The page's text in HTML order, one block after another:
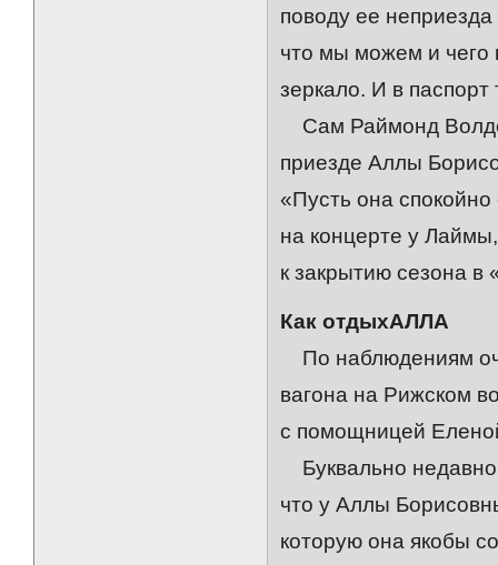
поводу ее
что мы можем и чего
зеркало. И в паспорт
Сам Раймонд
приезде Аллы
«Пусть она
на концерте у
к закрытию сезона в
Как отдыхАЛЛА
По наблюдениям
вагона на Рижском
с помощницей
Буквально недавно
что у Аллы
которую она якобы